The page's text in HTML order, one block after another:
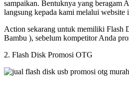
sampaikan. Bentuknya yang beragam
langsung kepada kami melalui website
Action sekarang untuk memiliki Flash
Bambu ), sebelum kompetitor Anda
2. Flash Disk Promosi OTG